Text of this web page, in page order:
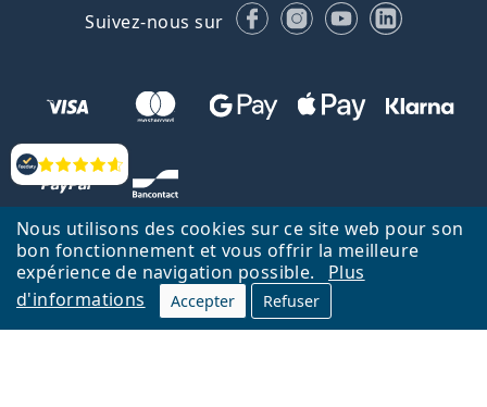
Nous utilisons des cookies sur ce site web pour son
bon fonctionnement et vous offrir la meilleure
expérience de navigation possible.
Plus
d'informations
Accepter Refuser
Évaluation
Suivez-nous sur FacebookInstagram
YouTubeLinkedIn
Retour à la page d'accueil Haut
Nederlands